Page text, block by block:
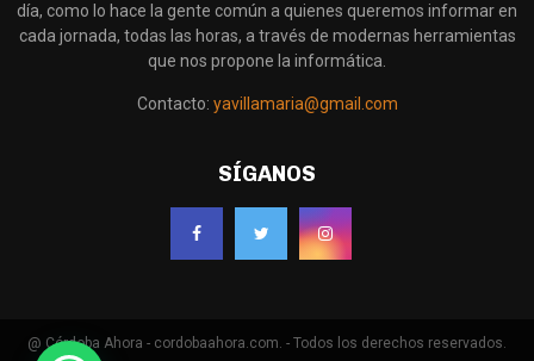
día, como lo hace la gente común a quienes queremos informar en
cada jornada, todas las horas, a través de modernas herramientas
que nos propone la informática.
Contacto: yavillamaria@gmail.com
SÍGANOS
@ Córdoba Ahora - cordobaahora.com. - Todos los derechos reservados.